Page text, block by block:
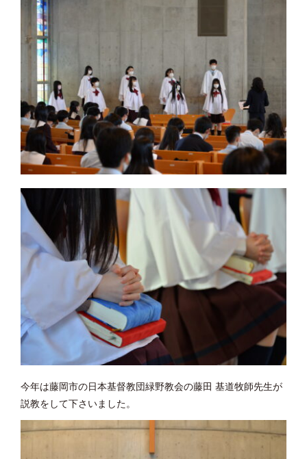
今年は藤岡市の日本基督教団緑野教会の藤田 基道牧師先生が
説教をして下さいました。